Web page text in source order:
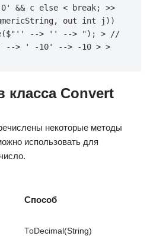
&& c else < break; >>
out int j))
--> '' --> "); > //
--> ' -10' --> -10 > >
Convert
некоторые методы
использовать для
Способ
ToDecimal(String)